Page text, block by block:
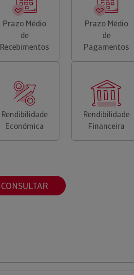
Prazo Médio
de
Recebimentos
Prazo Médio
de
Pagamentos
Rendibilidade
Económica
Rendibilidade
Financeira
CONSULTAR